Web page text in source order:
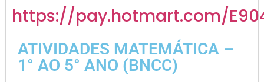
https://pay.hotmart.com/
ATIVIDADES MATEMÁTICA –
1° AO 5° ANO (BNCC)